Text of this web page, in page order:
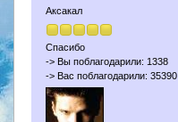
Аксакал
Спасибо
-> Вы поблагодарили: 1338
-> Вас поблагодарили: 35390